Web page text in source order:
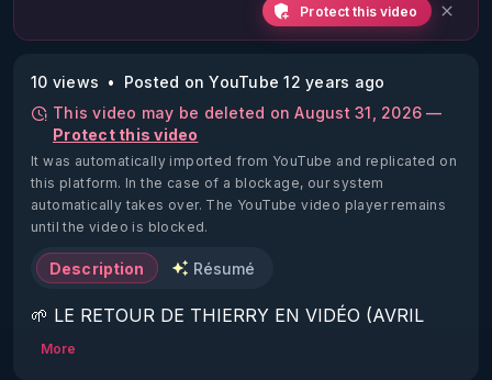
Protect this video
10 views
Posted on YouTube 12 years ago
This video may be deleted on August 31, 2026 —
Protect this video
It was automatically imported from YouTube and replicated on
this platform. In the case of a blockage, our system
automatically takes over. The YouTube video player remains
until the video is blocked.
Description Résumé
🌱 LE RETOUR DE THIERRY EN VIDÉO (AVRIL
2022)!
More